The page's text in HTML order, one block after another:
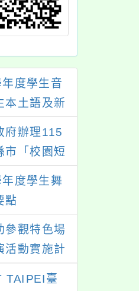
度學生音
本土語及新
府辦理115
市「校園短
-情緒守門
動海報，歡
名參加。
度學生舞
點
參觀特色場
活動實施計
TAIPEI臺